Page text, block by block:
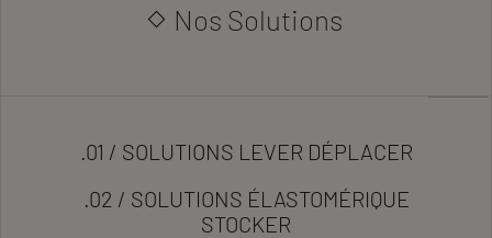
Nos Solutions
.01 / SOLUTIONS LEVER DÉPLACER
.02 / SOLUTIONS ÉLASTOMÉRIQUE
STOCKER